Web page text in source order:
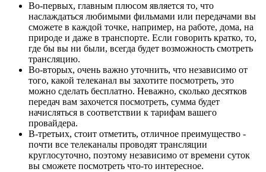
Во-первых, главным плюсом является то, что
наслаждаться любимыми фильмами или передачами вы
сможете в каждой точке, например, на работе, дома, на
природе и даже в транспорте. Если говорить кратко, то,
где бы вы ни были, всегда будет возможность смотреть
трансляцию.
Во-вторых, очень важно уточнить, что независимо от
того, какой телеканал вы захотите посмотреть, это
можно сделать бесплатно. Неважно, сколько десятков
передач вам захочется посмотреть, сумма будет
начисляться в соответствии к тарифам вашего
провайдера.
В-третьих, стоит отметить, отличное преимущество -
почти все телеканалы проводят трансляции
круглосуточно, поэтому независимо от времени суток
вы сможете посмотреть что-то интересное.